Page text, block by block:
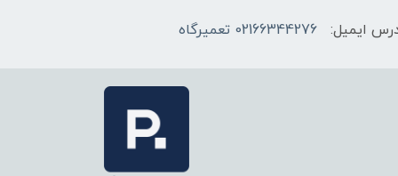
ایمیل: 02166344276 تعمیرگاه